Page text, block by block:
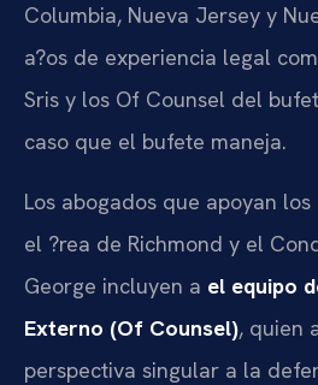
Columbia, Nueva Jersey y
a?os de experiencia legal
Sris y los Of Counsel del
caso que el bufete maneja.
Los abogados que apoyan
el ?rea de Richmond y el
George incluyen a el equipo
Externo (Of Counsel), quien
perspectiva singular a la